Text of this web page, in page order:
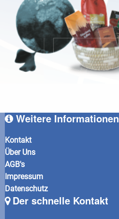
Weitere Informationen
Kontakt
Über Uns
AGB's
Impressum
Datenschutz
Der schnelle Kontakt